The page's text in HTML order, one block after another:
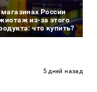
России
из-за этого
что купить?
5 дней назад